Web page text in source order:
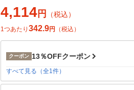
4,114 円 （税込）
1つあたり 342.9円 （税込）
クーポン 13％OFFクーポン
すべて見る（全1件）